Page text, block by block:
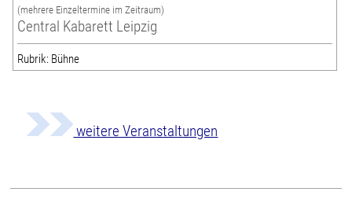
(mehrere Einzeltermine im Zeitraum)
Central Kabarett Leipzig
Rubrik: Bühne
weitere Veranstaltungen